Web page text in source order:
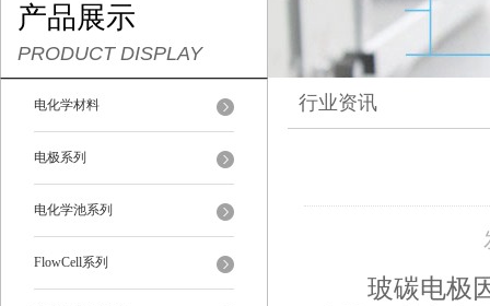
产品展示
PRODUCT DISPLAY
电化学材料
电极系列
电化学池系列
FlowCell系列
行业资讯
玻碳电极因